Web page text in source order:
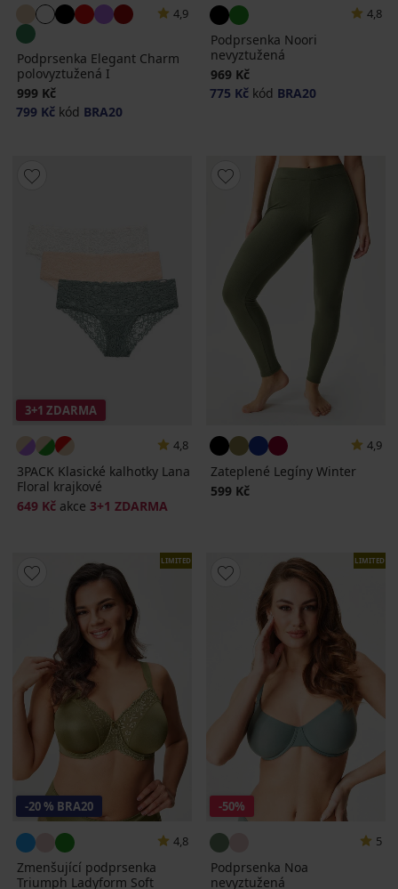
4,9
Podprsenka Elegant Charm
polovyztužená I
999 Kč
799 Kč kód BRA20
4,8
Podprsenka Noori
nevyztužená
969 Kč
775 Kč kód BRA20
3+1 ZDARMA
4,8
3PACK Klasické kalhotky Lana
Floral krajkové
649 Kč akce 3+1 ZDARMA
4,9
Zateplené Legíny Winter
599 Kč
LIMITED
-20 % BRA20
4,8
Zmenšující podprsenka
Triumph Ladyform Soft
LIMITED
-50%
5
Podprsenka Noa
nevyztužená